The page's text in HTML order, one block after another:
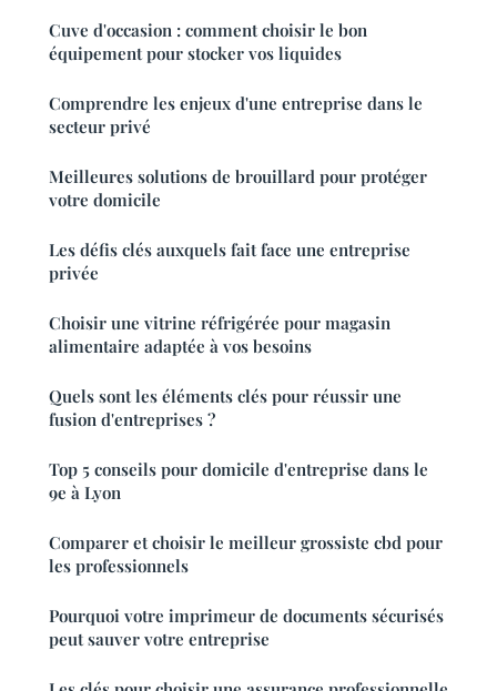
Cuve d'occasion : comment choisir le bon
équipement pour stocker vos liquides
Comprendre les enjeux d'une entreprise dans le
secteur privé
Meilleures solutions de brouillard pour protéger
votre domicile
Les défis clés auxquels fait face une entreprise
privée
Choisir une vitrine réfrigérée pour magasin
alimentaire adaptée à vos besoins
Quels sont les éléments clés pour réussir une
fusion d'entreprises ?
Top 5 conseils pour domicile d'entreprise dans le
9e à Lyon
Comparer et choisir le meilleur grossiste cbd pour
les professionnels
Pourquoi votre imprimeur de documents sécurisés
peut sauver votre entreprise